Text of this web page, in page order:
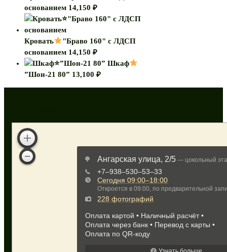
основанием 14,150 ₽
Кровать
"Браво 160" с ЛДСП
основанием 14,150 ₽
Шкаф
”Шон-21 80” 13,100 ₽